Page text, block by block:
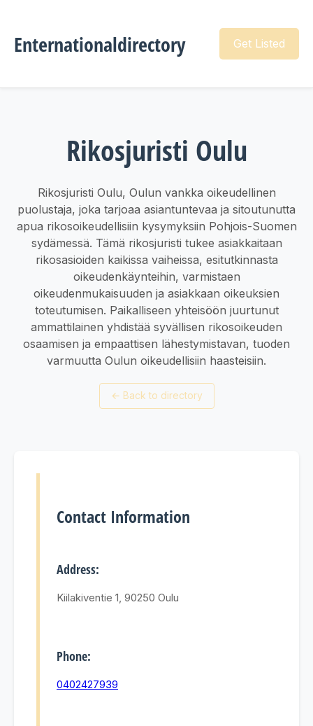
Enternationaldirectory Get Listed
Rikosjuristi Oulu
Rikosjuristi Oulu, Oulun vankka oikeudellinen
puolustaja, joka tarjoaa asiantuntevaa ja sitoutunutta
apua rikosoikeudellisiin kysymyksiin Pohjois-Suomen
sydämessä. Tämä rikosjuristi tukee asiakkaitaan
rikosasioiden kaikissa vaiheissa, esitutkinnasta
oikeudenkäynteihin, varmistaen
oikeudenmukaisuuden ja asiakkaan oikeuksien
toteutumisen. Paikalliseen yhteisöön juurtunut
ammattilainen yhdistää syvällisen rikosoikeuden
osaamisen ja empaattisen lähestymistavan, tuoden
varmuutta Oulun oikeudellisiin haasteisiin.
← Back to directory
Contact Information
Address:
Kiilakiventie 1, 90250 Oulu
Phone:
0402427939